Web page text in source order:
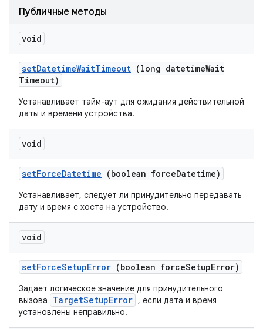
Публичные методы
void
setDatetimeWaitTimeout (long datetimeWait
Timeout)
Устанавливает тайм-аут для ожидания действительной
даты и времени устройства.
void
setForceDatetime (boolean forceDatetime)
Устанавливает, следует ли принудительно передавать
дату и время с хоста на устройство.
void
setForceSetupError (boolean forceSetupError)
Задает логическое значение для принудительного
вызова
TargetSetupError , если дата и время
установлены неправильно.